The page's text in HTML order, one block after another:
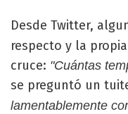
Desde Twitter,
respecto y la propia
cruce: "Cuántas
se preguntó un
lamentablemente